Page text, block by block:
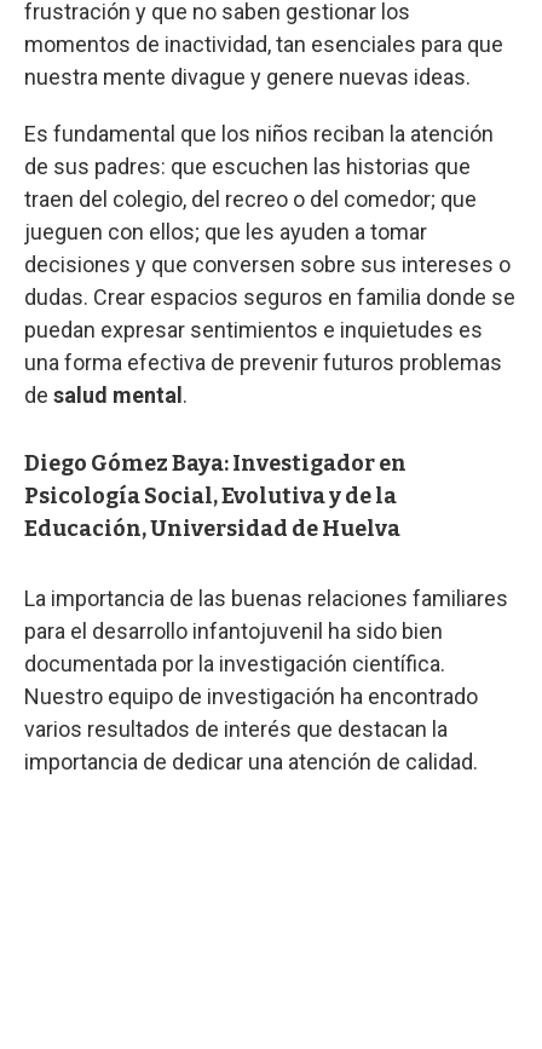
frustración y que no saben gestionar los
momentos de inactividad, tan esenciales para que
nuestra mente divague y genere nuevas ideas.
Es fundamental que los niños reciban la atención
de sus padres: que escuchen las historias que
traen del colegio, del recreo o del comedor; que
jueguen con ellos; que les ayuden a tomar
decisiones y que conversen sobre sus intereses o
dudas. Crear espacios seguros en familia donde se
puedan expresar sentimientos e inquietudes es
una forma efectiva de prevenir futuros problemas
de salud mental .
Diego Gómez Baya: Investigador en
Psicología Social, Evolutiva y de la
Educación, Universidad de Huelva
La importancia de las buenas relaciones familiares
para el desarrollo infantojuvenil ha sido bien
documentada por la investigación científica.
Nuestro equipo de investigación ha encontrado
varios resultados de interés que destacan la
importancia de dedicar una atención de calidad.